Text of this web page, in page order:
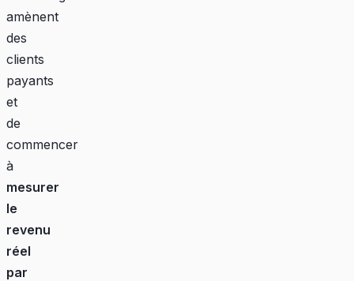
amènent
des
clients
payants
et
de
commencer
à
mesurer
le
revenu
réel
par